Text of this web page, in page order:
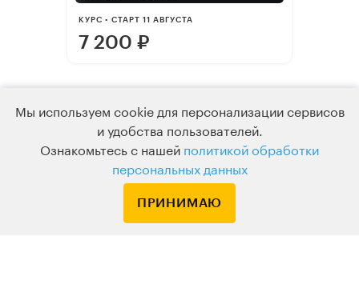
КУРС • СТАРТ 11 АВГУСТА
7 200 ₽
Мы используем cookie для персонализации сервисов
и удобства пользователей.
Ознакомьтесь с нашей политикой обработки
персональных данных
ПРИНИМАЮ